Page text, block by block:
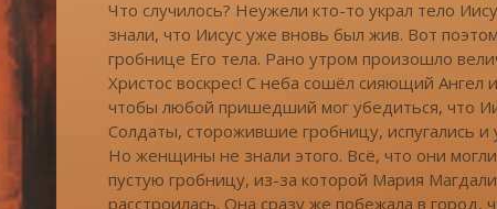
Что случилось? Неужели кто-то украл тело
знали, что Иисус уже вновь был жив. Вот
гробнице Его тела. Рано утром произошло
Христос воскрес! С неба сошёл сияющий Ангел
чтобы любой пришедший мог убедиться, что
Солдаты, сторожившие гробницу, испугались и
Но женщины не знали этого. Всё, что они
пустую гробницу, из-за которой Мария
расстроилась. Она сразу же побежала в город,